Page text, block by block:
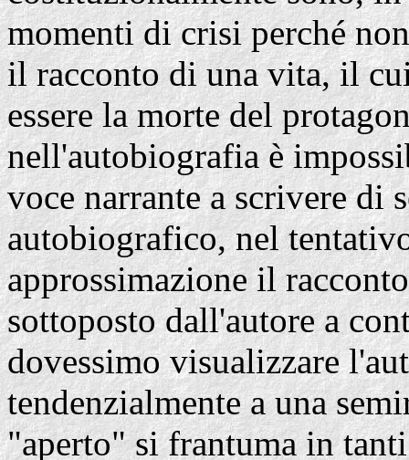
momenti di crisi perché
il racconto di una vita, il
essere la morte del
nell'autobiografia è
voce narrante a scrivere di
autobiografico, nel
approssimazione il
sottoposto dall'autore a
dovessimo visualizzare
tendenzialmente a una
"aperto" si frantuma in